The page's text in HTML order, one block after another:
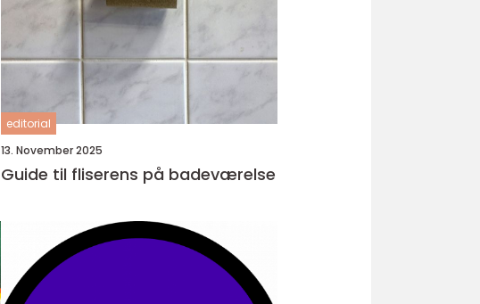
editorial
13. November 2025
Guide til fliserens på badeværelse